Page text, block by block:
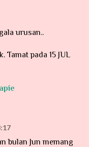
urusan..
Tamat pada 15 JUL
bulan Jun memang